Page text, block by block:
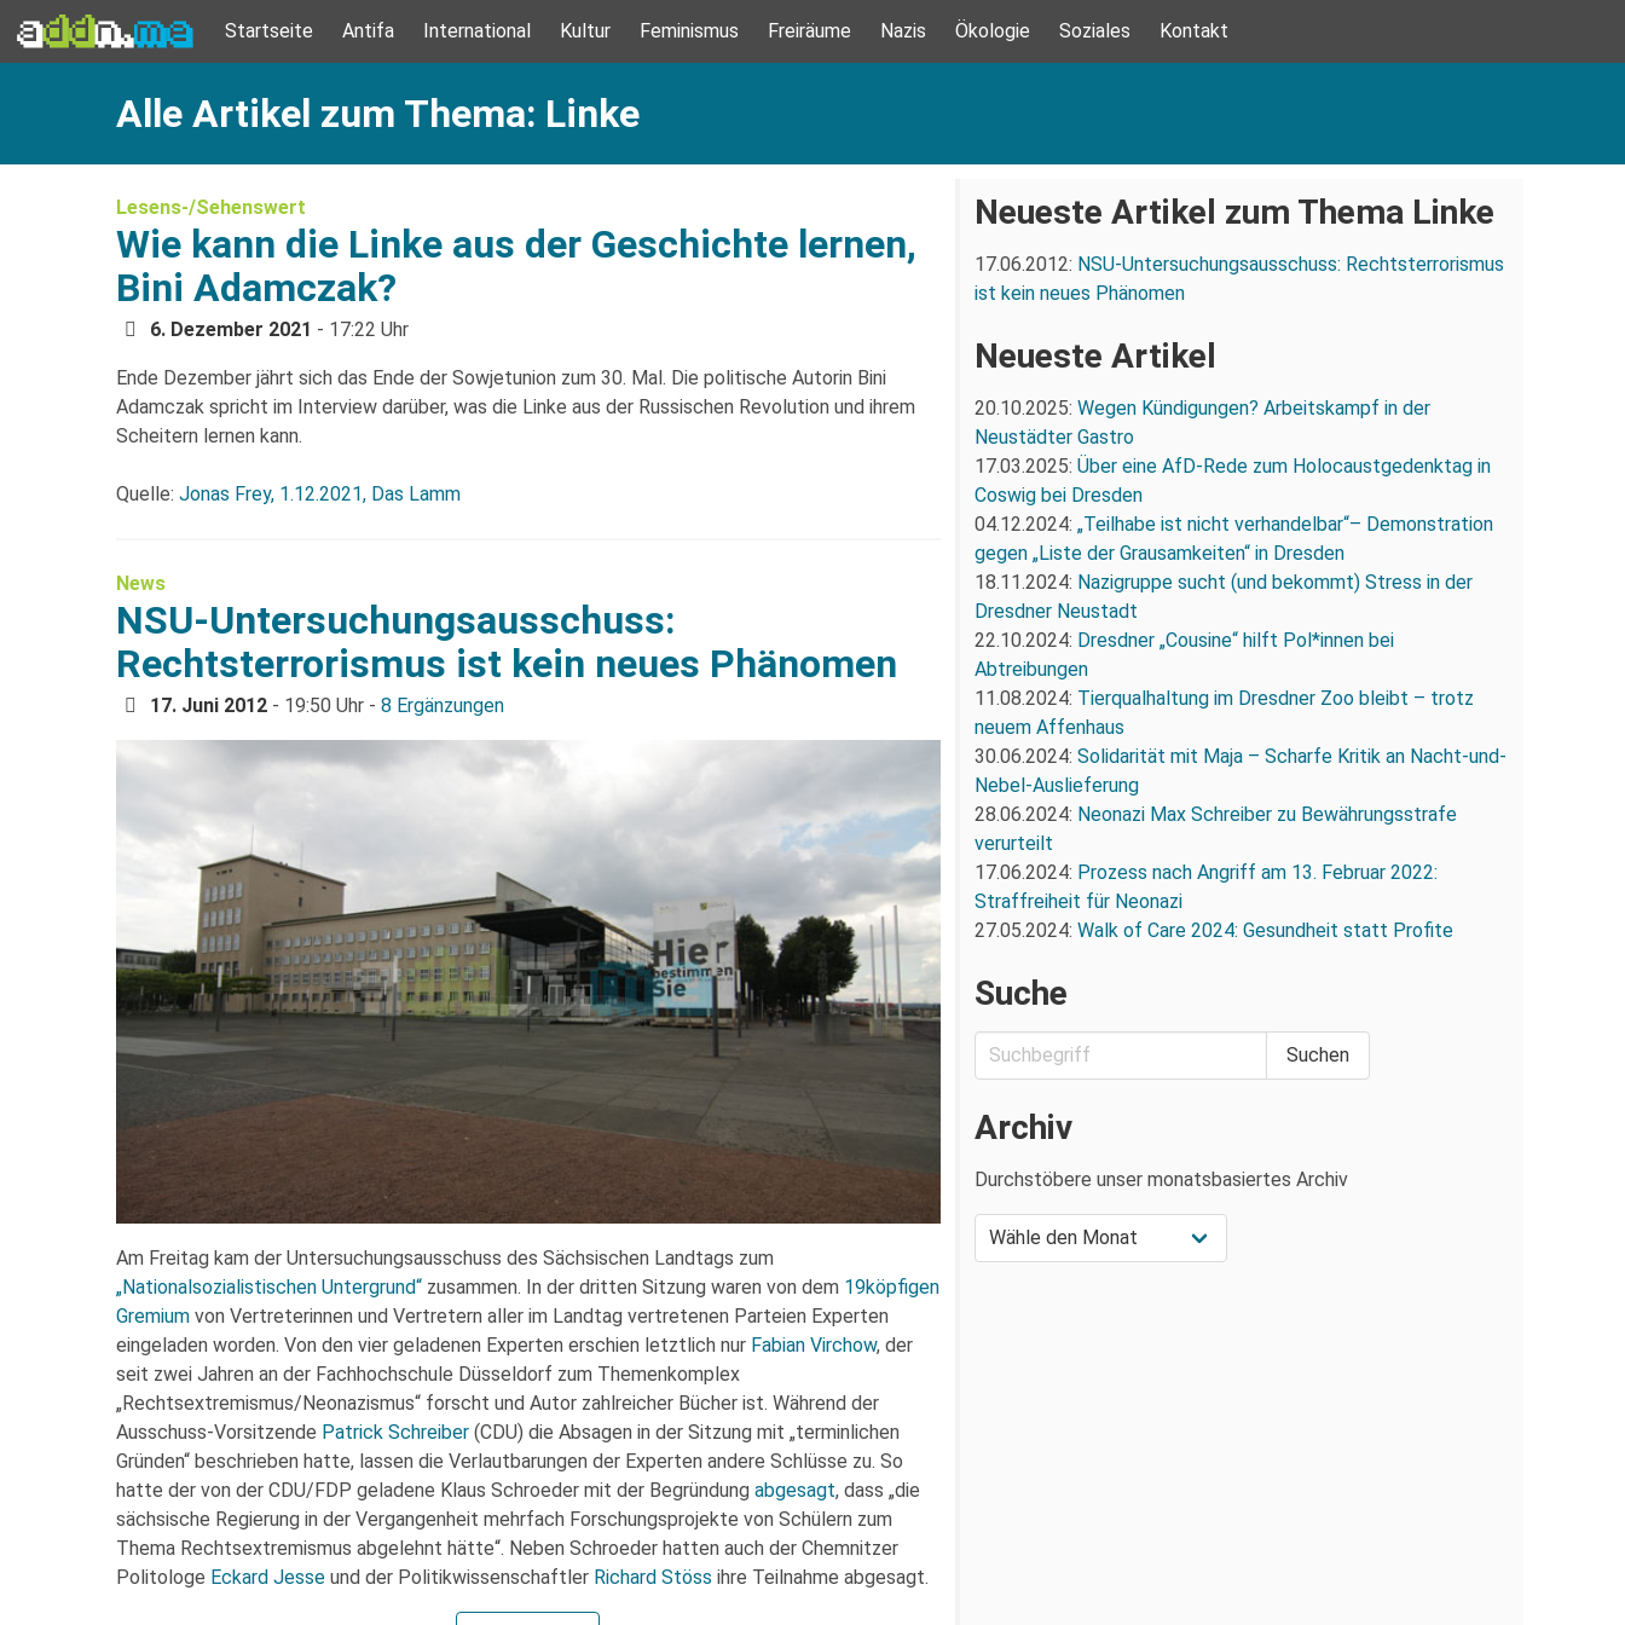
Startseite Antifa International Kultur Feminismus Freiräume Nazis Ökologie Soziales Kontakt
Alle Artikel zum Thema: Linke
Lesens-/Sehenswert
Wie kann die Linke aus der Geschichte lernen,
Bini Adamczak?
6. Dezember 2021 - 17:22 Uhr
Ende Dezember jährt sich das Ende der Sowjetunion zum 30. Mal. Die politische Autorin Bini
Adamczak spricht im Interview darüber, was die Linke aus der Russischen Revolution und ihrem
Scheitern lernen kann.
Quelle: Jonas Frey, 1.12.2021, Das Lamm
News
NSU-Untersuchungsausschuss:
Rechtsterrorismus ist kein neues Phänomen
17. Juni 2012 - 19:50 Uhr - 8 Ergänzungen
Am Freitag kam der Untersuchungsausschuss des Sächsischen Landtags zum
„Nationalsozialistischen Untergrund“ zusammen. In der dritten Sitzung waren von dem 19köpfigen
Gremium von Vertreterinnen und Vertretern aller im Landtag vertretenen Parteien Experten
eingeladen worden. Von den vier geladenen Experten erschien letztlich nur Fabian Virchow, der
seit zwei Jahren an der Fachhochschule Düsseldorf zum Themenkomplex
„Rechtsextremismus/Neonazismus“ forscht und Autor zahlreicher Bücher ist. Während der
Ausschuss-Vorsitzende Patrick Schreiber (CDU) die Absagen in der Sitzung mit „terminlichen
Gründen“ beschrieben hatte, lassen die Verlautbarungen der Experten andere Schlüsse zu. So
hatte der von der CDU/FDP geladene Klaus Schroeder mit der Begründung abgesagt, dass „die
sächsische Regierung in der Vergangenheit mehrfach Forschungsprojekte von Schülern zum
Thema Rechtsextremismus abgelehnt hätte“. Neben Schroeder hatten auch der Chemnitzer
Politologe Eckard Jesse und der Politikwissenschaftler Richard Stöss ihre Teilnahme abgesagt.
Neueste Artikel zum Thema Linke
17.06.2012: NSU-Untersuchungsausschuss: Rechtsterrorismus
ist kein neues Phänomen
Neueste Artikel
20.10.2025: Wegen Kündigungen? Arbeitskampf in der
Neustädter Gastro
17.03.2025: Über eine AfD-Rede zum Holocaustgedenktag in
Coswig bei Dresden
04.12.2024: „Teilhabe ist nicht verhandelbar“– Demonstration
gegen „Liste der Grausamkeiten“ in Dresden
18.11.2024: Nazigruppe sucht (und bekommt) Stress in der
Dresdner Neustadt
22.10.2024: Dresdner „Cousine“ hilft Pol*innen bei
Abtreibungen
11.08.2024: Tierqualhaltung im Dresdner Zoo bleibt – trotz
neuem Affenhaus
30.06.2024: Solidarität mit Maja – Scharfe Kritik an Nacht-und-
Nebel-Auslieferung
28.06.2024: Neonazi Max Schreiber zu Bewährungsstrafe
verurteilt
17.06.2024: Prozess nach Angriff am 13. Februar 2022:
Straffreiheit für Neonazi
27.05.2024: Walk of Care 2024: Gesundheit statt Profite
Suche
Archiv
Durchstöbere unser monatsbasiertes Archiv